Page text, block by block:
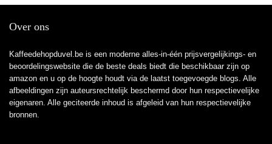
Over ons
Kaffeedehopduvel.be is een moderne alles-in-één prijsvergelijkings- en
beoordelingswebsite die de beste deals biedt die beschikbaar zijn op
amazon en u op de hoogte houdt via de laatst toegevoegde blogs. Alle
afbeeldingen zijn auteursrechtelijk beschermd door hun respectievelijke
eigenaren. Alle geciteerde inhoud is afgeleid van hun respectievelijke
bronnen.